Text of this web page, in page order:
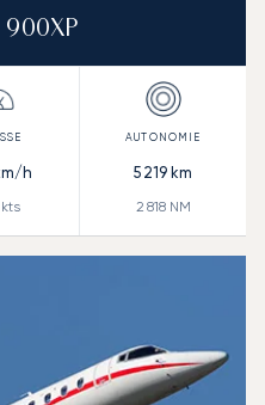
900XP
h 5 219 km
2 818NM